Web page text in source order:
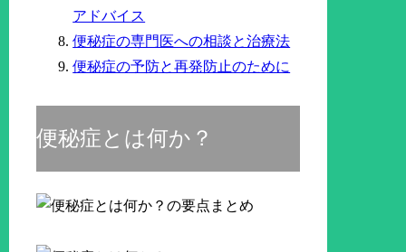
アドバイス
便秘症の専門医への相談と治療法
便秘症の予防と再発防止のために
便秘症とは何か？